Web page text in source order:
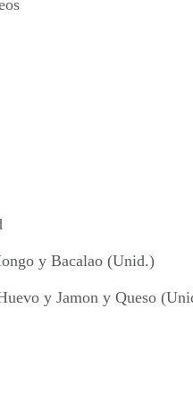
y Bacalao (Unid.)
y Jamon y Queso